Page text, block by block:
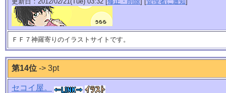
ＦＦ７神羅寄りのイラストサイトです。
第14位 -> 3pt
セコイ屋。